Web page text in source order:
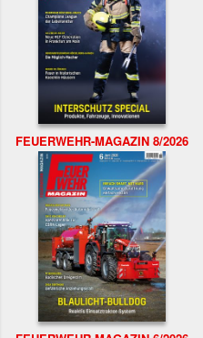
FEUERWEHR-MAGAZIN 8/2026